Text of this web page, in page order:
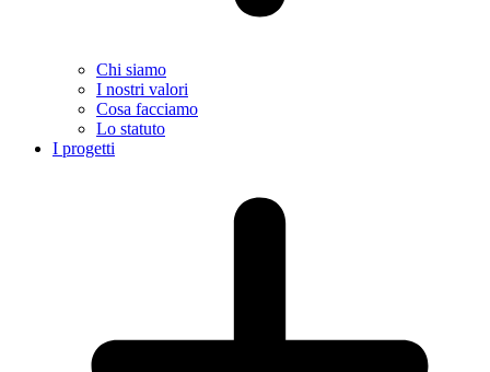
Chi siamo
I nostri valori
Cosa facciamo
Lo statuto
I progetti